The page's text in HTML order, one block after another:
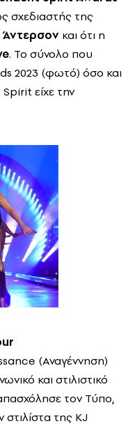
σχεδιαστής της
και ότι η
. Το σύνολο που
2023 (φωτό) όσο και
είχε την
(Αναγέννηση)
και στιλιστικό
τον Τύπο,
στιλίστα της KJ